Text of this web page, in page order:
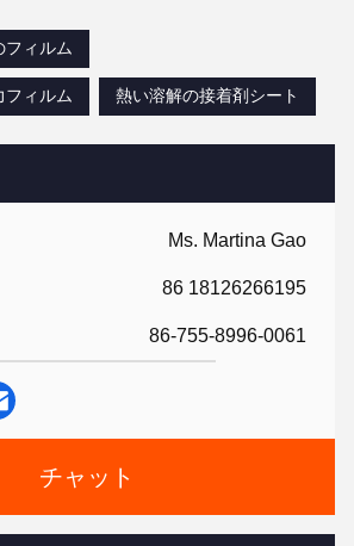
Ms. Martina Gao
86 18126266195
86-755-8996-0061
チャット
フィルム
フィルム 熱い溶解の接着剤シート